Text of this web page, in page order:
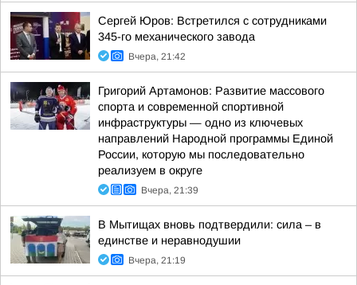
Сергей Юров: Встретился с сотрудниками
345-го механического завода
Вчера, 21:42
Григорий Артамонов: Развитие массового
спорта и современной спортивной
инфраструктуры — одно из ключевых
направлений Народной программы Единой
России, которую мы последовательно
реализуем в округе
Вчера, 21:39
В Мытищах вновь подтвердили: сила – в
единстве и неравнодушии
Вчера, 21:19